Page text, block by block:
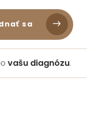
sa
vašu diagnózu.